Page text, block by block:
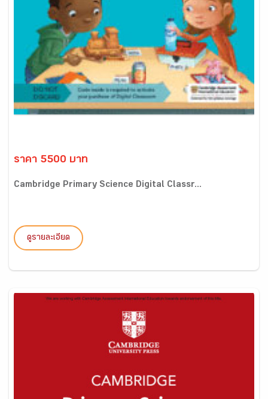
ราคา 5500 บาท
Cambridge Primary Science Digital Classr...
ดูรายละเอียด